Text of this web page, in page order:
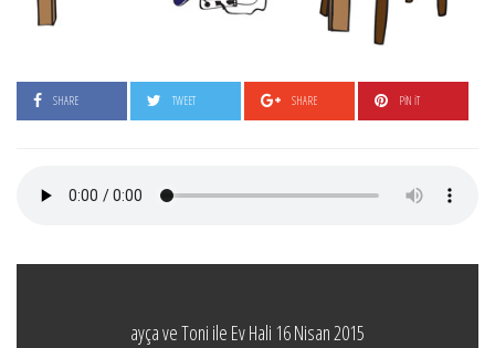
SHARE TWEET SHARE PIN IT
ayça ve Toni ile Ev Hali 16 Nisan 2015